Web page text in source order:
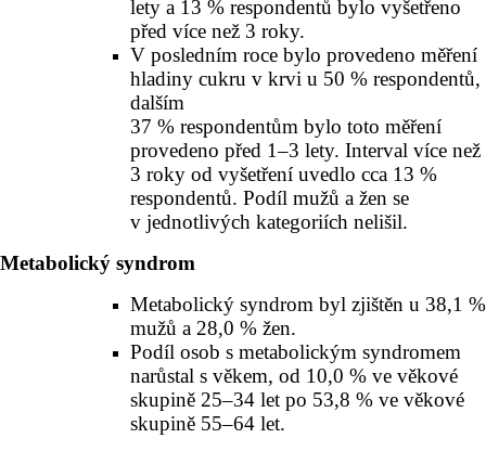
lety a 13 % respondentů bylo vyšetřeno
před více než 3 roky.
V posledním roce bylo provedeno měření
hladiny cukru v krvi u 50 % respondentů,
dalším
37 % respondentům bylo toto měření
provedeno před 1–3 lety. Interval více než
3 roky od vyšetření uvedlo cca 13 %
respondentů. Podíl mužů a žen se
v jednotlivých kategoriích nelišil.
Metabolický syndrom
Metabolický syndrom byl zjištěn u 38,1 %
mužů a 28,0 % žen.
Podíl osob s metabolickým syndromem
narůstal s věkem, od 10,0 % ve věkové
skupině 25–34 let po 53,8 % ve věkové
skupině 55–64 let.